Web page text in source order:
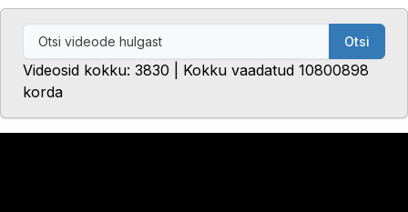
Otsi
Videosid kokku: 3830 | Kokku vaadatud 10800898
korda